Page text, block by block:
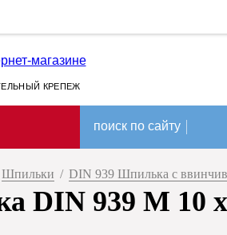
КРЕПЕЖ
поиск по сайту
Шпильки / DIN 939 Шпилька с
DIN 939 M 10